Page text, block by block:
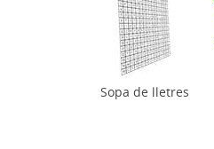
Sopa de lletres